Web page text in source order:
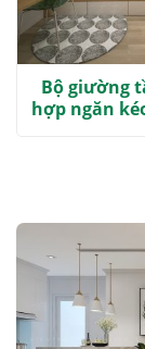
Bộ giường
hợp ngăn